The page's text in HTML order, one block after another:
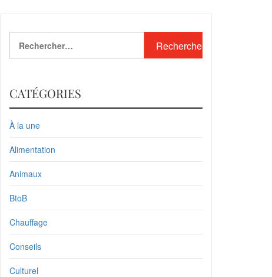
CATÉGORIES
À la une
Alimentation
Animaux
BtoB
Chauffage
Conseils
Culturel